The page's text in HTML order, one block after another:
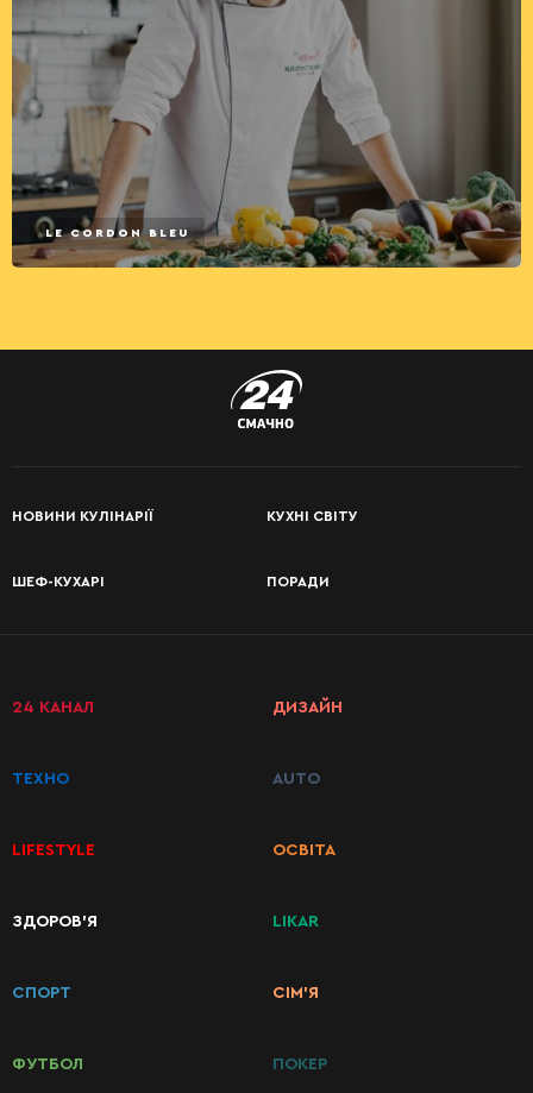
КАТЕГОРІЇ
РЕЦЕПТІВ
LE CORDON BLEU
НОВИНИ КУЛІНАРІЇ КУХНІ СВІТУ
ШЕФ-КУХАРІ ПОРАДИ
24 КАНАЛ
ТЕХНО
LIFESTYLE
ЗДОРОВ’Я
СПОРТ
ФУТБОЛ
ДИЗАЙН
AUTO
ОСВІТА
LIKAR
СІМ’Я
ПОКЕР